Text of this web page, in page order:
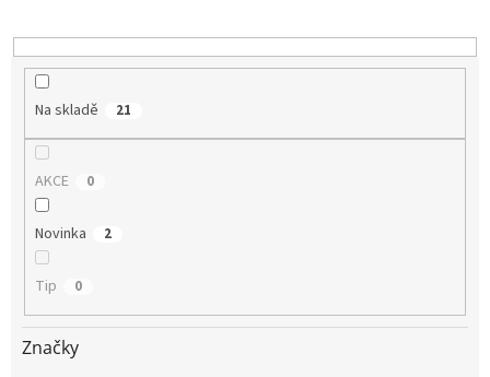
k
t
Na skladě 21
AKCE 0
Novinka 2
Tip 0
Značky